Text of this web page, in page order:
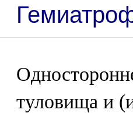
туловища и